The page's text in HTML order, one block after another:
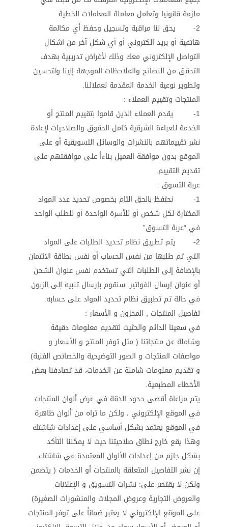
ملزمة قانونيا وتعامل معاملة المعاملات الخطية.
2- يحق لنا مراقبة وتسجيل وحفظ أي مكالمة
هاتفية أو بريد الكتروني أو أي شكل آخر من اشكال
التواصل الإلكتروني معك وذلك لأغراض تدريبية بهدف
التحقق من النصائح والملاحظات الموجهة إلينا ولتحسين
وتطوير نوعية الخدمة المقدمة لعملائنا.
المنتجات وتقييم العملاء :
1- يقدم العملاء الذين قاموا بتقييم المنتج أو
الخدمة للعباءة الشرقية كامل الحقوق والصلاحيات لإعادة
نشر تقييماتهم بالنشرات والوسائل التسويقية أو على
الموقع بدون موافقة العميل بناءاً على موافقتهم على
تقديم التقييم.
عربة التسوق :
1- نحتفظ بالحق التام بخصوص تحديد عدد المواد
المختارة لكل شخص أو للأسرة الواحدة أو للطلب الواحد
في “عربة التسوق”
2- يتم تطبيق نظام تحديد الطلبات على المواد
التي تم طلبها من نفس الحساب أو نفس بطاقة الائتمان
بالإضافة إلى الطلبات التي تستخدم نفس عنوان الشحن
أو عنوان إرسال الفواتير. سنقوم بإرسال تنبيه إلى الزبون
في حالة تم تطبيق نظام تحديد المواد على حسابه.
تفاصيل المنتجات , المخزون و الأسعار :
في سعينا الدائم والحثيث لتقديم معلومات دقيقة
وشاملة عن منتجاتنا ( مثل توفر المنتج و الأسعار و
مواصفات المنتجات و الصور التوضيحية والخصائص الفنية)
و تقديم معلومات شاملة عن الخدمات، قد تصادفنا بعض
الأخطاء المطبعية.
يتم مراعاة أقصى حدود الدقة في عرض ألوان المنتجات
في الموقع الإلكتروني ، ولكن ما تراه من ألوان ظاهرة
في الموقع يعتمد بشكل أساسي على إعدادات شاشتك
وهذا يقع خارج نطاق صلاحيتنا حيث لا يمكننا التأكد
بشكل جازم من إعدادات الألوان المعتمدة في شاشتك.
إن نشر التفاصيل المتعلقة بالمنتجات أو الخدمات ( يتضمن
ولكن لا يقتصر على: نشرات التسويق و الإعلانات
والعروض التجارية وعروض المجلات والمنشورات الصغيرة)
على الموقع الإلكتروني لا يعتبر ضماناً على توفر المنتجات